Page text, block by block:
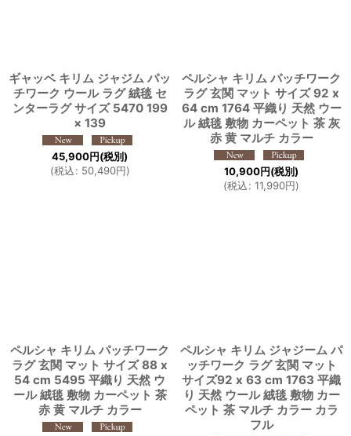
ギャッベ キリム ジャジム パッ
チワーク ウール ラグ 絨毯 セ
ンターラグ サイズ 5470 199
× 139
45,900円(税別)
(税込: 50,490円)
ペルシャ キリム パッチワーク
ラグ 玄関 マット サイズ 92 x
64 cm 1764 平織り 天然 ウー
ル 絨毯 敷物 カーペット 茶 灰
赤 黄 マルチ カラー
10,900円(税別)
(税込: 11,990円)
ペルシャ キリム パッチワーク
ラグ 玄関 マット サイズ 88 x
54 cm 5495 平織り 天然 ウ
ール 絨毯 敷物 カーペット 茶
赤 黄 マルチ カラー
ペルシャ キリム ジャジーム パ
ッチワーク ラグ 玄関 マット
サイズ92 x 63 cm 1763 平織
り 天然 ウール 絨毯 敷物 カー
ペット 茶 マルチ カラー カラ
フル